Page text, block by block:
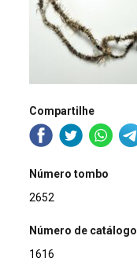
Compartilhe
Número tombo
2652
Número de catálogo
1616